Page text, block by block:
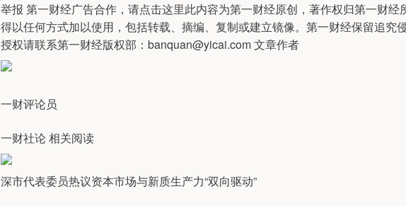
举报 第一财经广告合作，请点击这里此内容为第一财经原创，著作权归第一财
得以任何方式加以使用，包括转载、摘编、复制或建立镜像。第一财经保留追究
授权请联系第一财经版权部：banquan@yicai.com 文章作者
一财评论员
一财社论 相关阅读
深市代表委员热议资本市场与新质生产力“双向驱动”